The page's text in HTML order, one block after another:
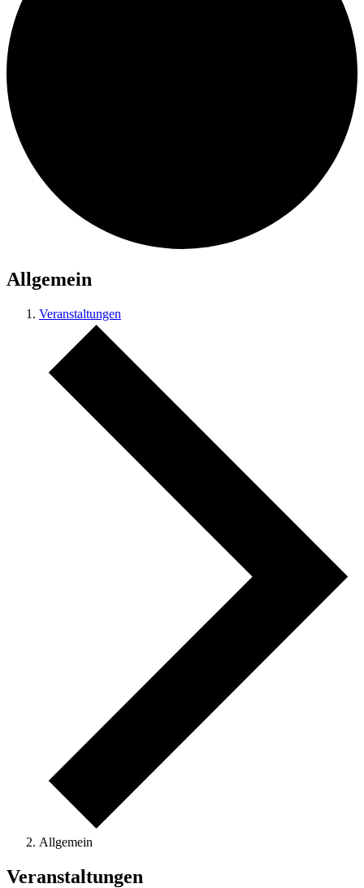
Allgemein
Veranstaltungen
Allgemein
Veranstaltungen